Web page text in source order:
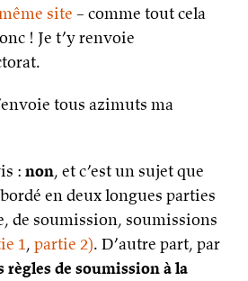
site – comme tout cela
! Je t’y renvoie
tous azimuts ma
: non, et c’est un sujet que
en deux longues parties
de soumission, soumissions
1, partie 2). D’autre part, par
règles de soumission à la